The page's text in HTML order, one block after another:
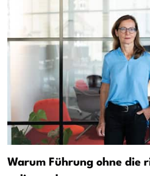
Warum Führung ohne die